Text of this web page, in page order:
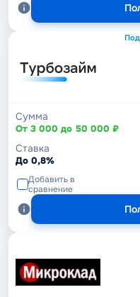
Под
Сумма
От 3 000 до 50 000 ₽
Ставка
До 0,8%
Добавить в
сравнение